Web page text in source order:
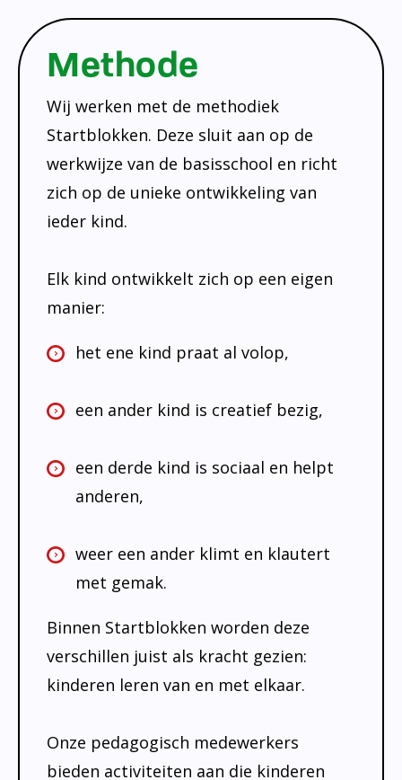
Methode
Wij werken met de methodiek
Startblokken. Deze sluit aan op de
werkwijze van de basisschool en richt
zich op de unieke ontwikkeling van
ieder kind.
Elk kind ontwikkelt zich op een eigen
manier:
het ene kind praat al volop,
een ander kind is creatief bezig,
een derde kind is sociaal en helpt
anderen,
weer een ander klimt en klautert
met gemak.
Binnen Startblokken worden deze
verschillen juist als kracht gezien:
kinderen leren van en met elkaar.
Onze pedagogisch medewerkers
bieden activiteiten aan die kinderen